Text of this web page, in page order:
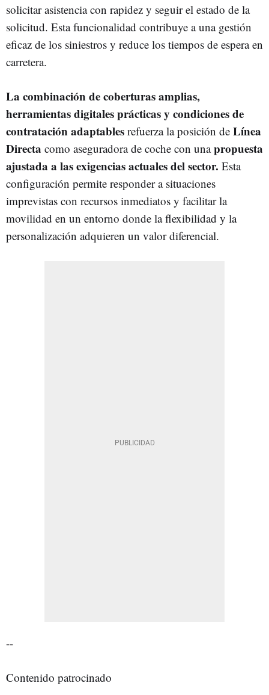
solicitar asistencia con rapidez y seguir el estado de la
solicitud. Esta funcionalidad contribuye a una gestión
eficaz de los siniestros y reduce los tiempos de espera en
carretera.
La combinación de coberturas amplias,
herramientas digitales prácticas y condiciones de
contratación adaptables refuerza la posición de Línea
Directa como aseguradora de coche con unapropuesta
ajustada a las exigencias actuales del sector. Esta
configuración permite responder a situaciones
imprevistas con recursos inmediatos y facilitar la
movilidad en un entorno donde la flexibilidad y la
personalización adquieren un valor diferencial.
--
Contenido patrocinado